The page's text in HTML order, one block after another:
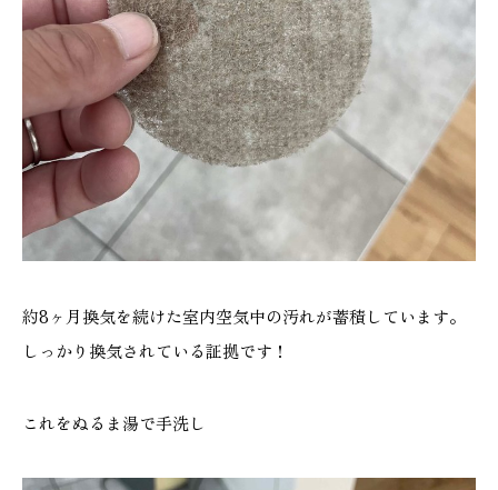
アクセスマップ
プライバシーポリシー
本社
053-488-5127
浜松店
053-430-5123
約8ヶ月換気を続けた室内空気中の汚れが蓄積しています。
しっかり換気されている証拠です！
これをぬるま湯で手洗し